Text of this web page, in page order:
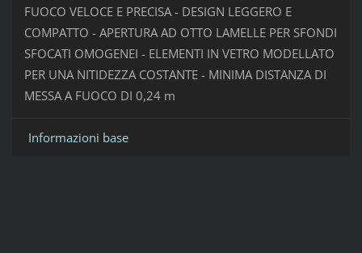
FUOCO VELOCE E PRECISA - DESIGN LEGGERO E
COMPATTO - APERTURA AD OTTO LAMELLE PER SFONDI
SFOCATI OMOGENEI - ELEMENTI IN VETRO MODELLATO
PER UNA NITIDEZZA COSTANTE - MINIMA DISTANZA DI
MESSA A FUOCO DI 0,24 m
Informazioni base